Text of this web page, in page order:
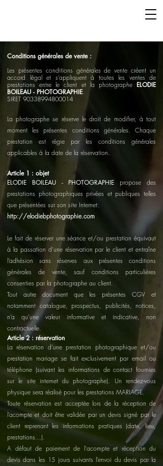
C.G.V
Conditions générales de vente:
Les présentes conditions générales de vente créent un
accord légal et s’appliquent à toutes les ventes de
prestations entre le client et la photographe ELODIE
BOILEAU - PHOTOGRAPHIE.
SIRET90338994800014
La photographe se réserve le droit de modifier, à tout
moment les présentes conditions générales. Chaque
prestation est régie par les conditions générales
applicables à la date de la réservation.
Article 1 : objet
ELODIE BOILEAU - PHOTOGRAPHIE propose des
prestations photographiques privées et publiques telles
que présentées sur son site Internet:
http://elodiebphotographie.com
Le fait de réserver une séance et/ou prestation équivaut
à la passation d’une réservation par le client et entraîne
l’adhésion sans réserves aux présentes conditions
générales de vente, sauf conditions particulières
consenties par la photographe au client.
Tout autre document que les présentes CGV et
notamment catalogue, prospectus, publicités, notices,
n’a qu’une valeur informative et indicative, non
contractuelle.
Article 2 : réservation
La réservation d’une prestation photographique et/ou
prestation mariage se fait exclusivement par email ou
téléphone (suivant les informations de contact fournies
sur le site internet du photographe). Un rendez-vous
physique sera réalisé pour les prestations MARIAGE.
Toute réservation est acceptée lors de la réception de
l’acompte et doit être validée par un devis signé par le
client reprenant les informations pratiques (date, lieu,
prestations...).
A défaut de paiement de l'acompte et réception du
devis dans les 15 jours suivants l’envoi du devis par la